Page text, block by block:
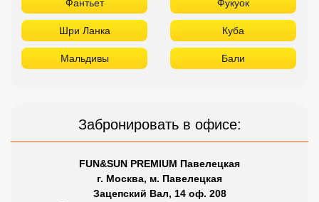
Фантьет Фукуок
Шри Ланка Куба
Мальдивы Бали
Забронировать в офисе:
FUN&SUN PREMIUM Павелецкая
г. Москва, м. Павелецкая
Зацепский Вал, 14 оф. 208